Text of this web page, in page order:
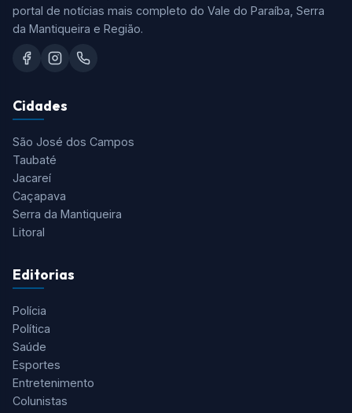
portal de notícias mais completo do Vale do Paraíba, Serra
da Mantiqueira e Região.
Cidades
São José dos Campos
Taubaté
Jacareí
Caçapava
Serra da Mantiqueira
Litoral
Editorias
Polícia
Política
Saúde
Esportes
Entretenimento
Colunistas